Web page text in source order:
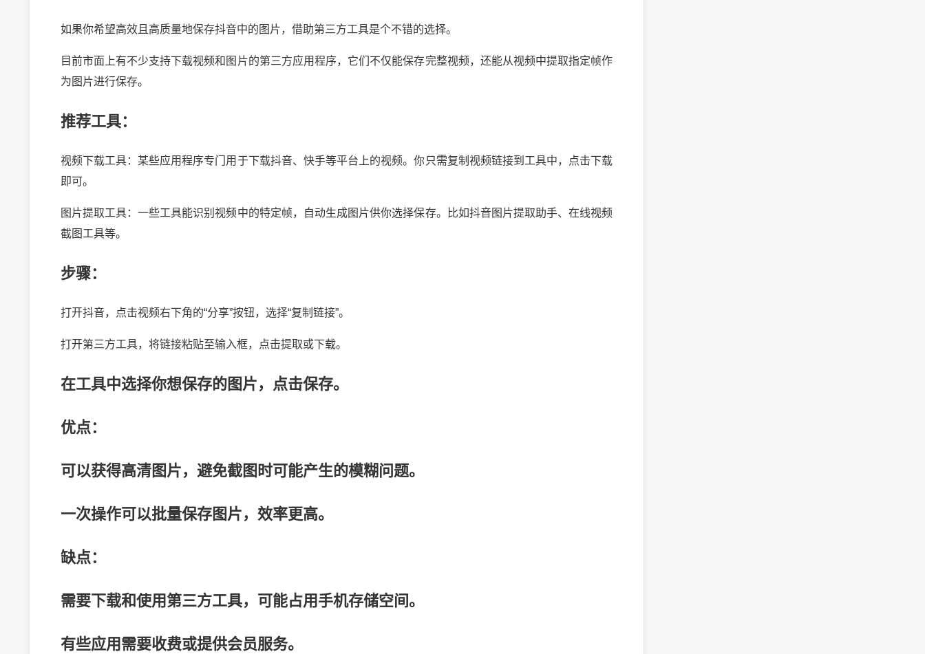
如果你希望高效且高质量地保存抖音中的图片，借助第三方工具是个不错的选择。
目前市面上有不少支持下载视频和图片的第三方应用程序，它们不仅能保存完整视频，还能从视频中提取指定帧作
为图片进行保存。
推荐工具：
视频下载工具：某些应用程序专门用于下载抖音、快手等平台上的视频。你只需复制视频链接到工具中，点击下载
即可。
图片提取工具：一些工具能识别视频中的特定帧，自动生成图片供你选择保存。比如抖音图片提取助手、在线视频
截图工具等。
步骤：
打开抖音，点击视频右下角的“分享”按钮，选择“复制链接”。
打开第三方工具，将链接粘贴至输入框，点击提取或下载。
在工具中选择你想保存的图片，点击保存。
优点：
可以获得高清图片，避免截图时可能产生的模糊问题。
一次操作可以批量保存图片，效率更高。
缺点：
需要下载和使用第三方工具，可能占用手机存储空间。
有些应用需要收费或提供会员服务。